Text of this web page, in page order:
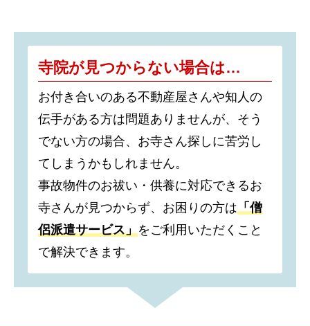
寺院が見つからない場合は…
お付き合いのある不動産屋さんや知人の
伝手がある方は問題ありませんが、そう
でない方の場合、お寺さん探しに苦労し
てしまうかもしれません。
事故物件のお祓い・供養に対応できるお
寺さんが見つからず、お困りの方は「僧
侶派遣サービス」をご利用いただくこと
で解決できます。